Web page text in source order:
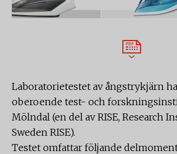
Laboratorietestet av ångstrykjärn
oberoende test- och
Mölndal (en del av RISE, Research
Sweden RISE).
Testet omfattar följande